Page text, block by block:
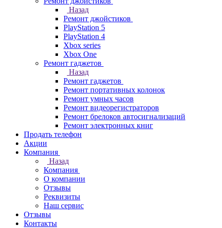
Назад
Ремонт джойстиков
PlayStation 5
PlayStation 4
Xbox series
Xbox One
Ремонт гаджетов
Назад
Ремонт гаджетов
Ремонт портативных колонок
Ремонт умных часов
Ремонт видеорегистраторов
Ремонт брелоков автосигнализаций
Ремонт электронных книг
Продать телефон
Акции
Компания
Назад
Компания
О компании
Отзывы
Реквизиты
Наш сервис
Отзывы
Контакты